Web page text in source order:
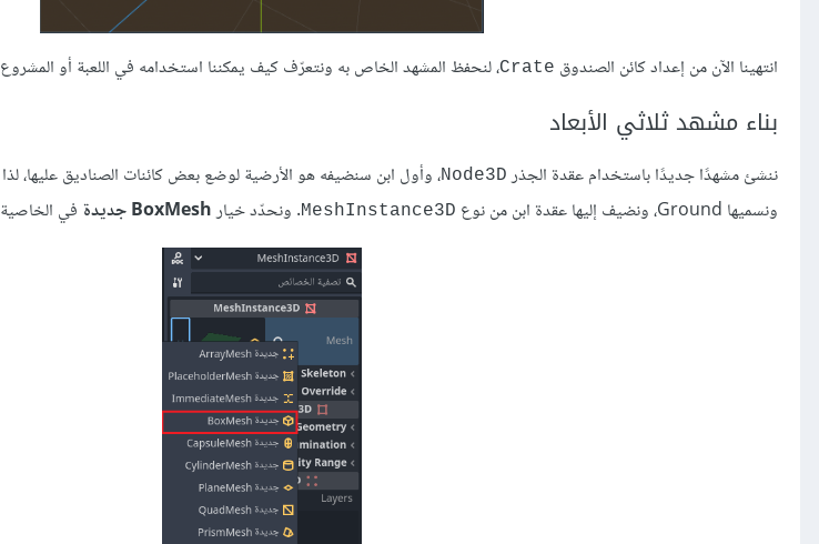
انتهينا الآن من إعداد كائن الصندوق Crate، لنحفظ المشهد الخاص به ونتعرّف كيف يمكننا استخدامه في اللعبة أو
بناء مشهد ثلاثي الأبعاد
ننشئ مشهدًا جديدًا باستخدام عقدة الجذر Node3D، وأول ابن سنضيفه هو الأرضية لوضع بعض كائنات الصناديق عليها،
ونسميها Ground، ونضيف إليها عقدة ابن من نوع MeshInstance3D. ونحدّد خيارBoxMesh جديدة في الخاصية Mesh ضمن قسم الفاحص.